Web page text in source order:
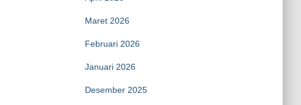
Maret 2026
Februari 2026
Januari 2026
Desember 2025